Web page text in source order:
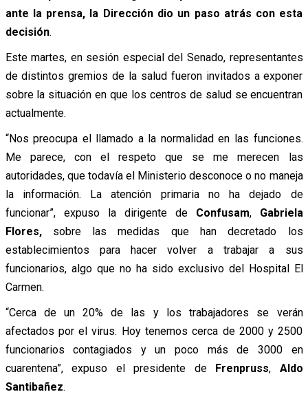
ante la prensa, la Dirección dio un paso atrás con esta
decisión.
Este martes, en sesión especial del Senado, representantes
de distintos gremios de la salud fueron invitados a exponer
sobre la situación en que los centros de salud se encuentran
actualmente.
“Nos preocupa el llamado a la normalidad en las funciones.
Me parece, con el respeto que se me merecen las
autoridades, que todavía el Ministerio desconoce o no maneja
la información. La atención primaria no ha dejado de
funcionar”, expuso la dirigente de Confusam, Gabriela
Flores,sobre las medidas que han decretado los
establecimientos para hacer volver a trabajar a sus
funcionarios, algo que no ha sido exclusivo del Hospital El
Carmen.
“Cerca de un 20% de las y los trabajadores se verán
afectados por el virus. Hoy tenemos cerca de 2000 y 2500
funcionarios contagiados y un poco más de 3000 en
cuarentena”, expuso el presidente de Frenpruss, Aldo
Santibañez.